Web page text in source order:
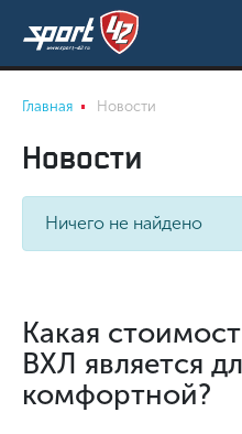
Главная Новости
Новости
Ничего не найдено
Какая
ВХЛ является
комфортной?